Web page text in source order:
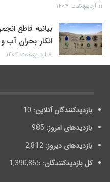
۱۱ اردیبهشت ۱۴۰۴
بیانیه قاطع
انکار بحران آب
۸ اردیبهشت ۱۴۰۴
بازدیدکنندگان آنلاین: 10
بازدیدهای امروز: 985
بازدیدهای دیروز: 2,812
کل بازدیدکنند‌گان: 1,390,865